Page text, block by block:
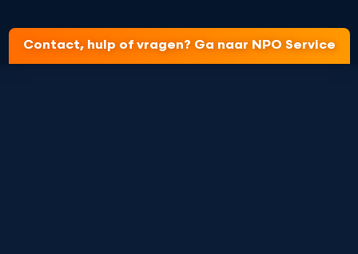
Contact, hulp of vragen? Ga naar NPO Service